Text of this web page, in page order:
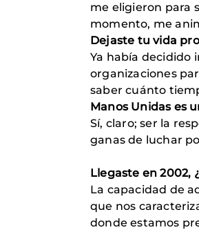
me eligieron para
momento, me
Dejaste tu vida
Ya había decidido
organizaciones
saber cuánto
Manos Unidas es
Sí, claro; ser la
ganas de luchar
Llegaste en 2002,
La capacidad de
que nos
donde estamos